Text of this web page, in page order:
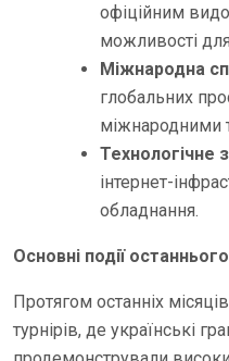
офіційним
можливості
Міжнародна
глобальних
міжнародними
Технологічне
інтернет-
обладнання.
Основні події
Протягом останніх
турнірів, де українські